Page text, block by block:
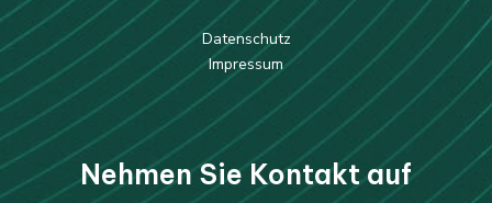
Datenschutz
Impressum
Nehmen Sie Kontakt auf